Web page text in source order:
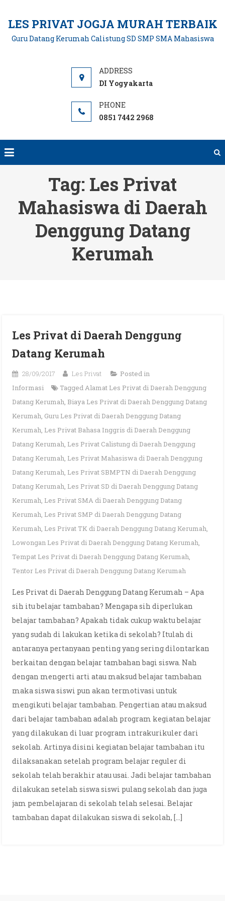
content
LES PRIVAT JOGJA MURAH TERBAIK
Guru Datang Kerumah Calistung SD SMP SMA Mahasiswa
DI Yogyakarta
0851 7442 2968
Tag: Les Privat
Mahasiswa di Daerah
Denggung Datang
Kerumah
Les Privat di Daerah Denggung
Datang Kerumah
28/09/2017 Les Privat
Posted in
Informasi
TaggedAlamat Les Privat di Daerah Denggung
Datang Kerumah, Biaya Les Privat di Daerah Denggung Datang
Kerumah, Guru Les Privat di Daerah Denggung Datang
Kerumah, Les Privat Bahasa Inggris di Daerah Denggung
Datang Kerumah, Les Privat Calistung di Daerah Denggung
Datang Kerumah, Les Privat Mahasiswa di Daerah Denggung
Datang Kerumah, Les Privat SBMPTN di Daerah Denggung
Datang Kerumah, Les Privat SD di Daerah Denggung Datang
Kerumah, Les Privat SMA di Daerah Denggung Datang
Kerumah, Les Privat SMP di Daerah Denggung Datang
Kerumah, Les Privat TK di Daerah Denggung Datang Kerumah,
Lowongan Les Privat di Daerah Denggung Datang Kerumah,
Tempat Les Privat di Daerah Denggung Datang Kerumah,
Tentor Les Privat di Daerah Denggung Datang Kerumah
Les Privat di Daerah Denggung Datang Kerumah – Apa
sih itu belajar tambahan? Mengapa sih diperlukan
belajar tambahan? Apakah tidak cukup waktu belajar
yang sudah di lakukan ketika di sekolah? Itulah di
antaranya pertanyaan penting yang sering dilontarkan
berkaitan dengan belajar tambahan bagi siswa. Nah
dengan mengerti arti atau maksud belajar tambahan
maka siswa siswi pun akan termotivasi untuk
mengikuti belajar tambahan. Pengertian atau maksud
dari belajar tambahan adalah program kegiatan belajar
yang dilakukan di luar program intrakurikuler dari
sekolah. Artinya disini kegiatan belajar tambahan itu
dilaksanakan setelah program belajar reguler di
sekolah telah berakhir atau usai. Jadi belajar tambahan
dilakukan setelah siswa siswi pulang sekolah dan juga
jam pembelajaran di sekolah telah selesai. Belajar
tambahan dapat dilakukan siswa di sekolah, […]